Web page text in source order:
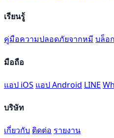
เรียนรู้
คู่มือความปลอดภัยจากหมี บล็อก
มือถือ
แอป iOS แอป Android LINE
บริษัท
เกี่ยวกับ ติดต่อ รายงาน